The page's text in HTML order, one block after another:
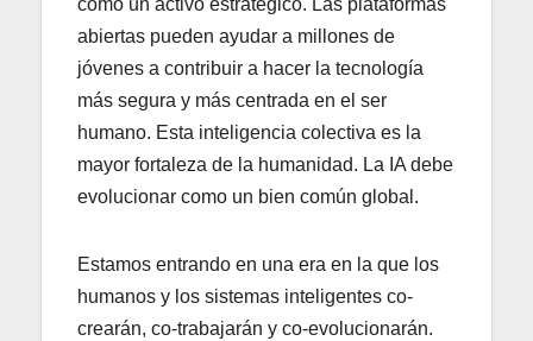
abiertas pueden ayudar a millones de
jóvenes a contribuir a hacer la tecnología
más segura y más centrada en el ser
humano. Esta inteligencia colectiva es la
mayor fortaleza de la humanidad. La IA debe
evolucionar como un bien común global.
Estamos entrando en una era en la que los
humanos y los sistemas inteligentes co-
crearán, co-trabajarán y co-evolucionarán.